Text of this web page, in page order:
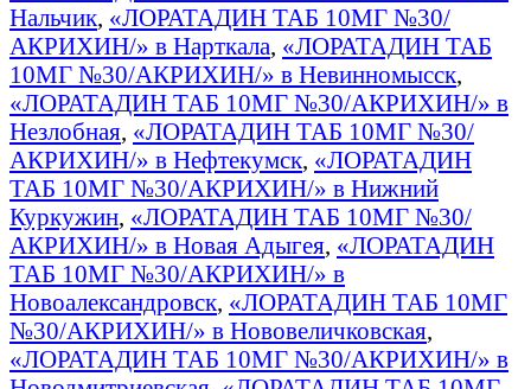
Нальчик, «ЛОРАТАДИН ТАБ 10МГ №30/
АКРИХИН/» в Нарткала, «ЛОРАТАДИН ТАБ
10МГ №30/АКРИХИН/» в Невинномысск,
«ЛОРАТАДИН ТАБ 10МГ №30/АКРИХИН/» в
Незлобная, «ЛОРАТАДИН ТАБ 10МГ №30/
АКРИХИН/» в Нефтекумск, «ЛОРАТАДИН
ТАБ 10МГ №30/АКРИХИН/» в Нижний
Куркужин, «ЛОРАТАДИН ТАБ 10МГ №30/
АКРИХИН/» в Новая Адыгея, «ЛОРАТАДИН
ТАБ 10МГ №30/АКРИХИН/» в
Новоалександровск, «ЛОРАТАДИН ТАБ 10МГ
№30/АКРИХИН/» в Нововеличковская,
«ЛОРАТАДИН ТАБ 10МГ №30/АКРИХИН/» в